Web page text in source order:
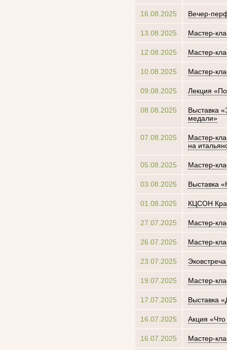
16.08.2025 Вечер-
13.08.2025 Мастер-
12.08.2025 Мастер-
10.08.2025 Мастер-
09.08.2025 Лекция
08.08.2025
Выставка
медали»
07.08.2025
Мастер-
на
05.08.2025 Мастер-
03.08.2025 Выставка
01.08.2025 КЦСОН
27.07.2025 Мастер-
26.07.2025 Мастер-
23.07.2025
19.07.2025 Мастер-
17.07.2025 Выставка
16.07.2025 Акция
16.07.2025 Мастер-